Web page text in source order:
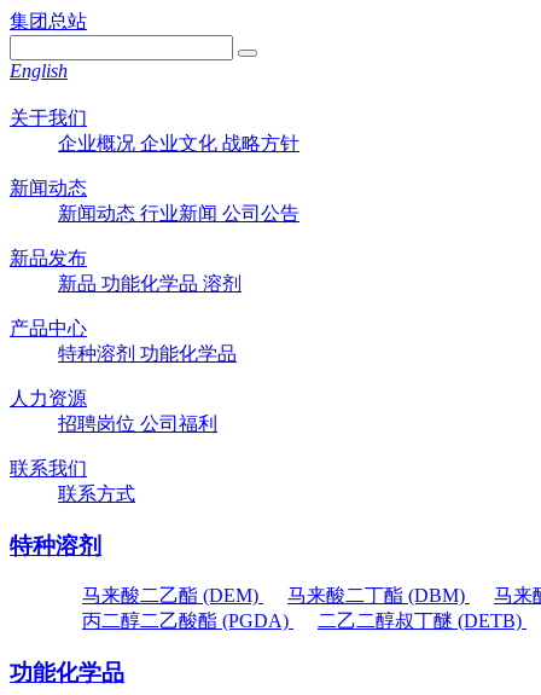
集团总站
English
关于我们
企业概况 企业文化 战略方针
新闻动态
新闻动态 行业新闻 公司公告
新品发布
新品 功能化学品 溶剂
产品中心
特种溶剂 功能化学品
人力资源
招聘岗位 公司福利
联系我们
联系方式
特种溶剂
马来酸二乙酯 (DEM) 马来酸二丁酯 (DBM)
马来
丙二醇二乙酸酯 (PGDA)
二乙二醇叔丁醚 (DETB)
功能化学品